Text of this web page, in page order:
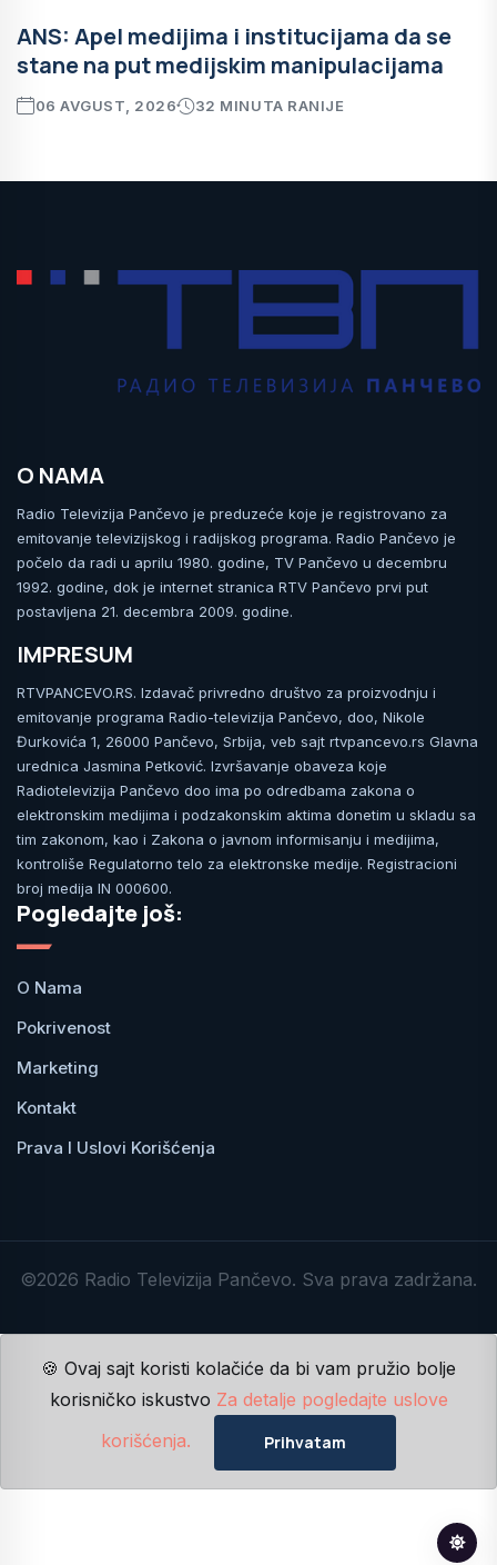
ANS: Apel medijima i institucijama da se
stane na put medijskim manipulacijama
06 AVGUST, 2026 32 MINUTA RANIJE
O NAMA
Radio Televizija Pančevo je preduzeće koje je registrovano za
emitovanje televizijskog i radijskog programa. Radio Pančevo je
počelo da radi u aprilu 1980. godine, TV Pančevo u decembru
1992. godine, dok je internet stranica RTV Pančevo prvi put
postavljena 21. decembra 2009. godine.
IMPRESUM
RTVPANCEVO.RS. Izdavač privredno društvo za proizvodnju i
emitovanje programa Radio-televizija Pančevo, doo, Nikole
Đurkovića 1, 26000 Pančevo, Srbija, veb sajt rtvpancevo.rs Glavna
urednica Jasmina Petković. Izvršavanje obaveza koje
Radiotelevizija Pančevo doo ima po odredbama zakona o
elektronskim medijima i podzakonskim aktima donetim u skladu sa
tim zakonom, kao i Zakona o javnom informisanju i medijima,
kontroliše Regulatorno telo za elektronske medije. Registracioni
broj medija IN 000600.
Pogledajte još:
O Nama
Pokrivenost
Marketing
Kontakt
Prava I Uslovi Korišćenja
©2026 Radio Televizija Pančevo. Sva prava zadržana.
🍪 Ovaj sajt koristi kolačiće da bi vam pružio bolje
korisničko iskustvo Za detalje pogledajte uslove
korišćenja.
Prihvatam